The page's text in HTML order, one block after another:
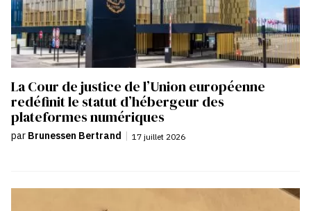
La Cour de justice de l’Union européenne
redéfinit le statut d’hébergeur des
plateformes numériques
par Brunessen Bertrand | 17 juillet 2026